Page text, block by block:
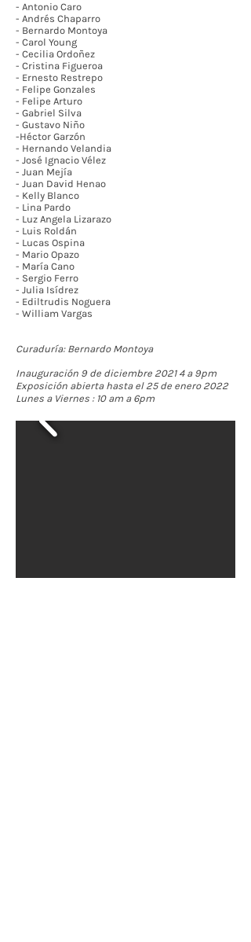
- Antonio Caro
- Andrés Chaparro
- Bernardo Montoya
- Carol Young
- Cecilia Ordoñez
- Cristina Figueroa
- Ernesto Restrepo
- Felipe Gonzales
- Felipe Arturo
- Gabriel Silva
- Gustavo Niño
-Héctor Garzón
- Hernando Velandia
- José Ignacio Vélez
- Juan Mejía
- Juan David Henao
- Kelly Blanco
- Lina Pardo
- Luz Angela Lizarazo
- Luis Roldán
- Lucas Ospina
- Mario Opazo
- María Cano
- Sergio Ferro
- Julia Isídrez
- Ediltrudis Noguera
- William Vargas
Curaduría: Bernardo Montoya
Inauguración 9 de diciembre 2021 4 a 9pm
Exposición abierta hasta el 25 de enero 2022
Lunes a Viernes : 10 am a 6pm